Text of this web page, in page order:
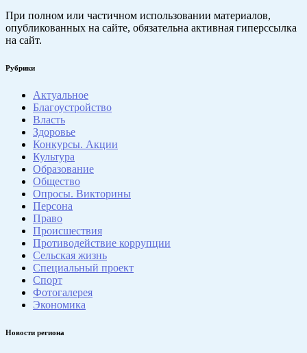
При полном или частичном использовании материалов,
опубликованных на сайте, обязательна активная гиперссылка
на сайт.
Рубрики
Актуальное
Благоустройство
Власть
Здоровье
Конкурсы. Акции
Культура
Образование
Общество
Опросы. Викторины
Персона
Право
Происшествия
Противодействие коррупции
Сельская жизнь
Специальный проект
Спорт
Фотогалерея
Экономика
Новости региона